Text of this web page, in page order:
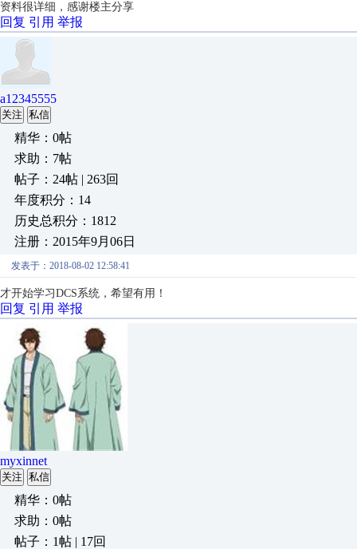
资料很详细，感谢楼主分享
回复 引用 举报
a12345555
关注 私信
精华：0帖
求助：7帖
帖子：24帖 | 263回
年度积分：14
历史总积分：1812
注册：2015年9月06日
发表于：2018-08-02 12:58:41
才开始学习DCS系统，希望有用！
回复 引用 举报
myxinnet
关注 私信
精华：0帖
求助：0帖
帖子：1帖 | 17回